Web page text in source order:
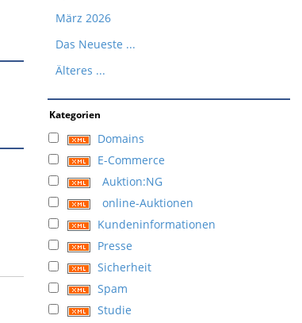
März 2026
Das Neueste ...
Älteres ...
Kategorien
Domains
E-Commerce
Auktion:NG
online-Auktionen
Kundeninformationen
Presse
Sicherheit
Spam
Studie